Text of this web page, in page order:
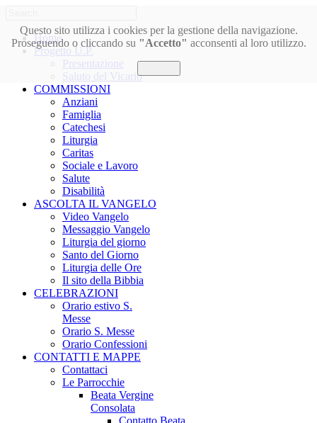
Questo sito utilizza i cookies per la gestione della navigazione.
Proseguendo o cliccando su "Accetto" acconsenti al loro utilizzo.
Home
Progetto U.P.
Presentazione
Saluto del Vicario
COMMISSIONI
Anziani
Famiglia
Catechesi
Liturgia
Caritas
Sociale e Lavoro
Salute
Disabilità
ASCOLTA IL VANGELO
Video Vangelo
Messaggio Vangelo
Liturgia del giorno
Santo del Giorno
Liturgia delle Ore
Il sito della Bibbia
CELEBRAZIONI
Orario estivo S.
Messe
Orario S. Messe
Orario Confessioni
CONTATTI E MAPPE
Contattaci
Le Parrocchie
Beata Vergine
Consolata
Contatto Beata